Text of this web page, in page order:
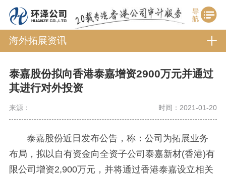
海外拓展资讯
泰嘉股份拟向香港泰嘉增资2900万元并通过
其进行对外投资
来源： 时间：2021-01-20
泰嘉股份近日发布公告，称：公司为拓展业务
布局，拟以自有资金向全资子公司泰嘉新材(香港)有
限公司增资2,900万元，并将通过香港泰嘉设立相关